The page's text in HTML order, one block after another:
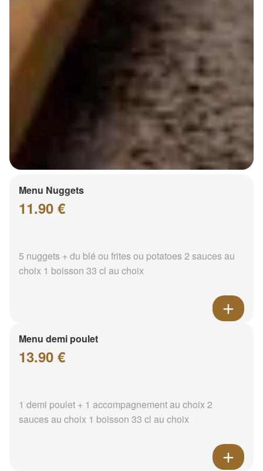
Menu Nuggets
11.90 €
5 nuggets + du blé ou frites ou potatoes 2 sauces au
choix 1 boisson 33 cl au choix
Menu demi poulet
13.90 €
1 demi poulet + 1 accompagnement au choix 2
sauces au choix 1 boisson 33 cl au choix